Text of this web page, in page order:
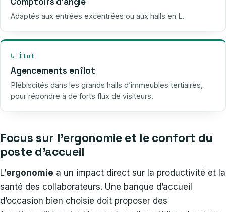
Adaptés aux entrées excentrées ou aux halls en L.
↳ Îlot
Agencements en îlot
Plébiscités dans les grands halls d’immeubles tertiaires,
pour répondre à de forts flux de visiteurs.
Focus sur l’ergonomie et le confort du
poste d’accueil
L’ergonomie a un impact direct sur la productivité et la
santé des collaborateurs. Une banque d’accueil
d’occasion bien choisie doit proposer des